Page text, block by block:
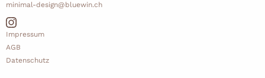
minimal-design@bluewin.ch
Impressum
AGB
Datenschutz